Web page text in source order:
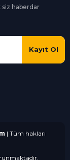
siz haberdar
Kayıt Ol
| Tüm hakları